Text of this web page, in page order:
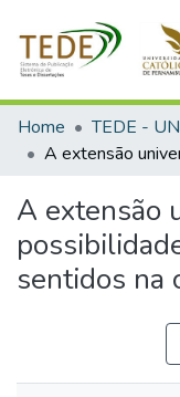
Communities &
All of DSpace
Home TEDE -
A extensão
sentidos na